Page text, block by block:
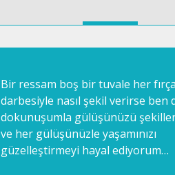
Bir ressam boş bir tuvale her fırça
darbesiyle nasıl şekil verirse ben
dokunuşumla gülüşünüzü
ve her gülüşünüzle yaşamınızı
güzelleştirmeyi hayal ediyorum…